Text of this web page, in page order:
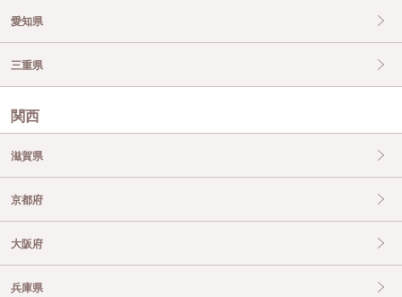
愛知県
三重県
関西
滋賀県
京都府
大阪府
兵庫県